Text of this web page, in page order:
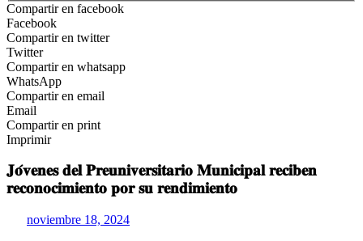
Compartir en facebook
Facebook
Compartir en twitter
Twitter
Compartir en whatsapp
WhatsApp
Compartir en email
Email
Compartir en print
Imprimir
𝐉𝐨́𝐯𝐞𝐧𝐞𝐬 𝐝𝐞𝐥 𝐏𝐫𝐞𝐮𝐧𝐢𝐯𝐞𝐫𝐬𝐢𝐭𝐚𝐫𝐢𝐨 𝐌𝐮𝐧𝐢𝐜𝐢𝐩𝐚𝐥 𝐫𝐞𝐜𝐢𝐛𝐞𝐧
𝐫𝐞𝐜𝐨𝐧𝐨𝐜𝐢𝐦𝐢𝐞𝐧𝐭𝐨 𝐩𝐨𝐫 𝐬𝐮 𝐫𝐞𝐧𝐝𝐢𝐦𝐢𝐞𝐧𝐭𝐨
noviembre 18, 2024